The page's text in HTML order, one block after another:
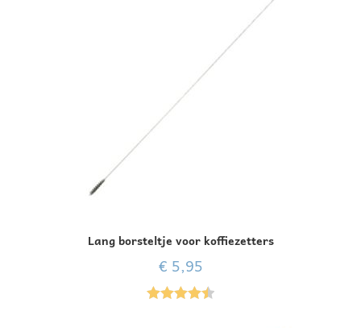
Lang borsteltje voor koffiezetters
€ 5,95